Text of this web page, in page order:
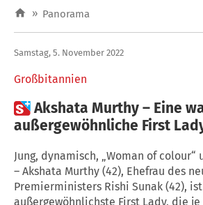
» Panorama
Großbitannien
Samstag, 5. November 2022
Akshata Murthy – Eine
außergewöhnliche First
Jung, dynamisch, „Woman of
– Akshata Murthy (42), Ehefrau des
Premierministers Rishi Sunak (42),
außergewöhnlichste First Lady, die